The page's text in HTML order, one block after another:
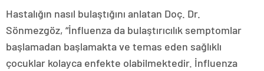
Hastalığın nasıl bulaştığını anlatan Doç. Dr.
Sönmezgöz, “İnfluenza da bulaştırıcılık semptomlar
başlamadan başlamakta ve temas eden sağlıklı
çocuklar kolayca enfekte olabilmektedir. İnfluenza